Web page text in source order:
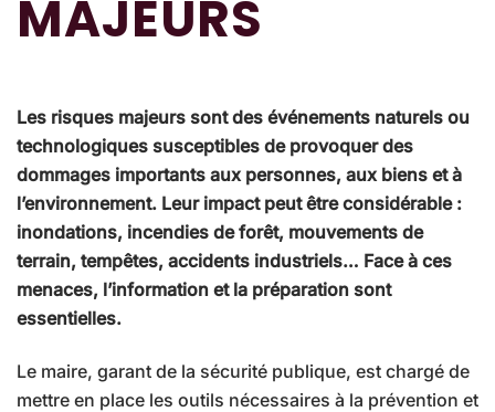
MAJEURS
Les risques majeurs sont des événements naturels ou
technologiques susceptibles de provoquer des
dommages importants aux personnes, aux biens et à
l’environnement. Leur impact peut être considérable :
inondations, incendies de forêt, mouvements de
terrain, tempêtes, accidents industriels… Face à ces
menaces, l’information et la préparation sont
essentielles.
Le maire, garant de la sécurité publique, est chargé de
mettre en place les outils nécessaires à la prévention et